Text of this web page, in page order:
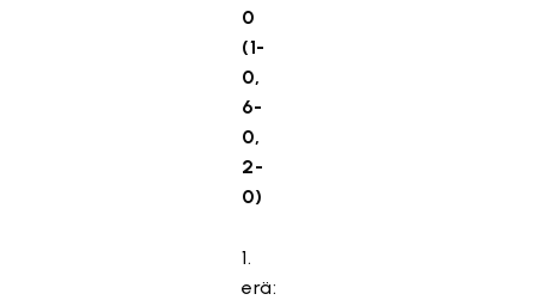
0
(1-
0,
6-
0,
2-
0)
1.
erä: